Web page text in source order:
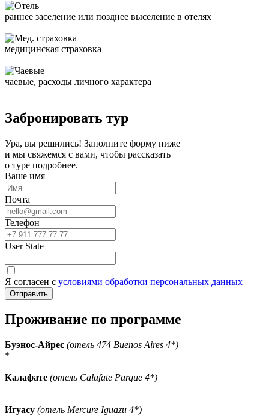
раннее заселение или позднее выселение в отелях
медицинская страховка
чаевые, расходы личного характера
Забронировать тур
Ура, вы решились! Заполните форму ниже
и мы свяжемся с вами, чтобы рассказать
о туре подробнее.
Ваше имя
Почта
Телефон
User State
Я согласен с условиями обработки персональных данных
Проживание по программе
Буэнос-Айрес (отель 474 Buenos Aires 4*)
*
Калафате (отель Calafate Parque 4*)
Игуасу (отель Mercure Iguazu 4*)